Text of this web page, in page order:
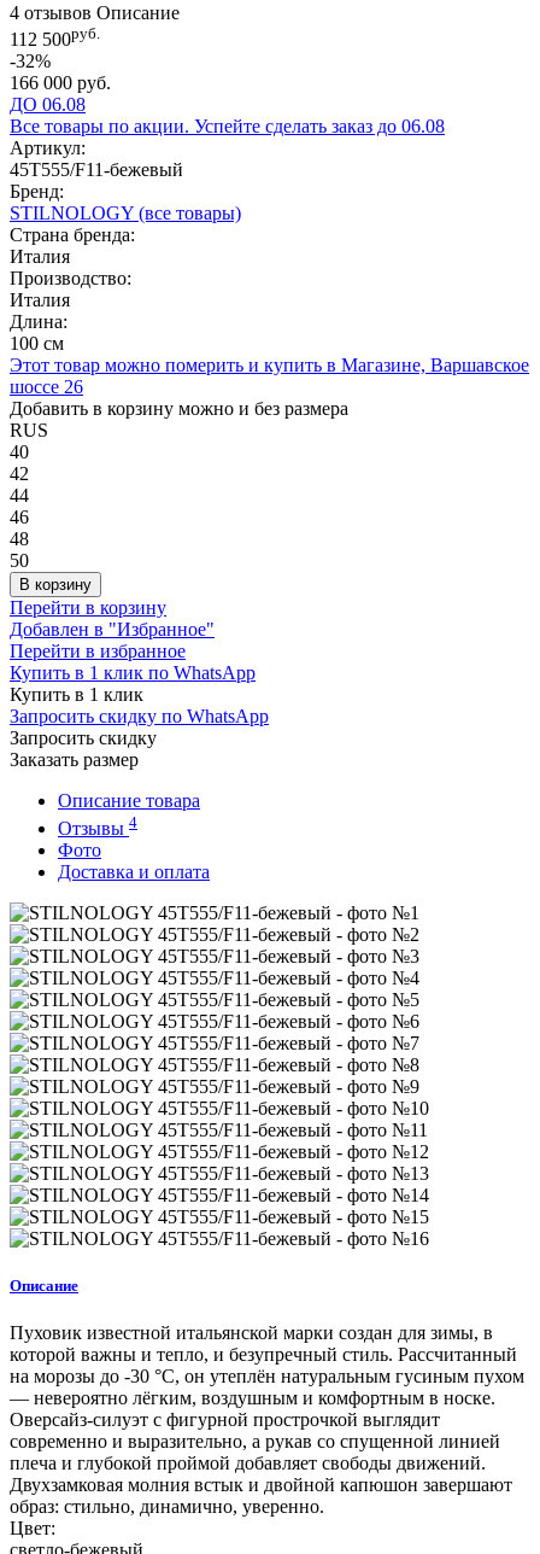
4 отзывов Описание
112 500руб.
-32%
166 000 руб.
ДО 06.08
Все товары по акции. Успейте сделать заказ до 06.08
Артикул:
45T555/F11-бежевый
Бренд:
STILNOLOGY (все товары)
Страна бренда:
Италия
Производство:
Италия
Длина:
100 см
Этот товар можно померить и купить в Магазине, Варшавское
шоссе 26
Добавить в корзину можно и без размера
RUS
40
42
44
46
48
50
В корзину
Перейти в корзину
Добавлен в "Избранное"
Перейти в избранное
Купить в 1 клик по WhatsApp
Купить в 1 клик
Запросить скидку по WhatsApp
Запросить скидку
Заказать размер
Описание товара
Отзывы 4
Фото
Доставка и оплата
Описание
Пуховик известной итальянской марки создан для зимы, в
которой важны и тепло, и безупречный стиль. Рассчитанный
на морозы до -30 °C, он утеплён натуральным гусиным пухом
— невероятно лёгким, воздушным и комфортным в носке.
Оверсайз-силуэт с фигурной прострочкой выглядит
современно и выразительно, а рукав со спущенной линией
плеча и глубокой проймой добавляет свободы движений.
Двухзамковая молния встык и двойной капюшон завершают
образ: стильно, динамично, уверенно.
Цвет:
светло-бежевый